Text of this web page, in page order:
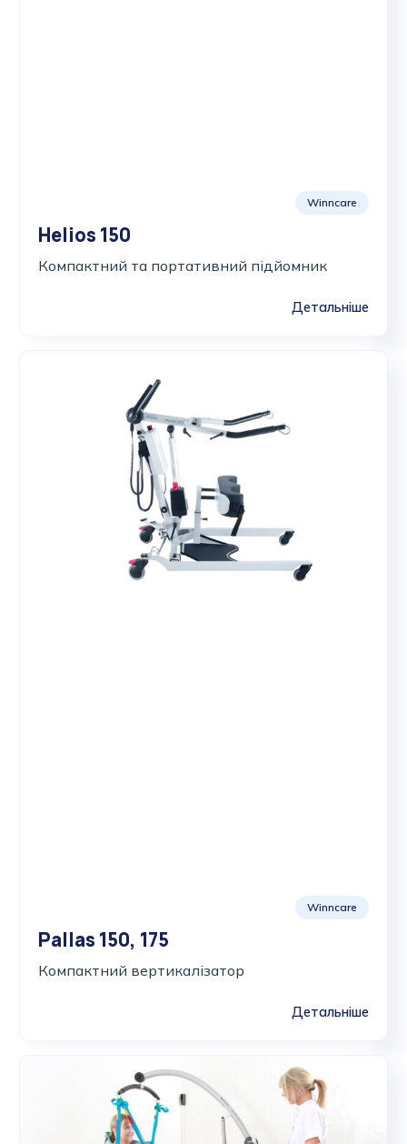
Winncare
Helios 150
Компактний та портативний підйомник
Детальніше
Winncare
Pallas 150, 175
Компактний вертикалізатор
Детальніше